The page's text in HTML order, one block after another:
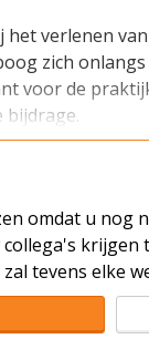
het verlenen
zich
voor de
bijdrage.
omdat u nog
tevens elke